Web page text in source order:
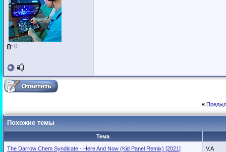
~0
«
Похожие темы
Тема
The Darrow Chem Syndicate - Here And Now (Kid Panel Remix) [2021]
V.A